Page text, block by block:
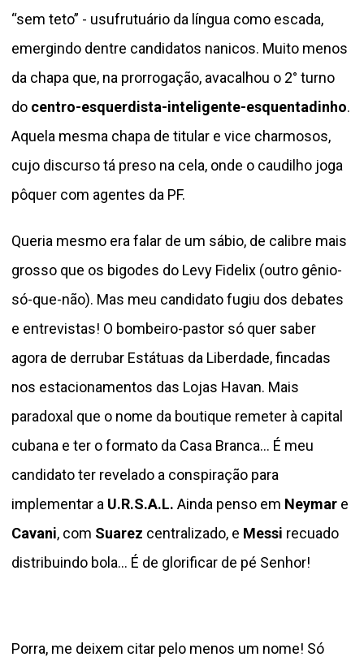
“sem teto” - usufrutuário da língua como escada,
emergindo dentre candidatos nanicos. Muito menos
da chapa que, na prorrogação, avacalhou o 2° turno
do centro-esquerdista-inteligente-esquentadinho.
Aquela mesma chapa de titular e vice charmosos,
cujo discurso tá preso na cela, onde o caudilho joga
pôquer com agentes da PF.
Queria mesmo era falar de um sábio, de calibre mais
grosso que os bigodes do Levy Fidelix (outro gênio-
só-que-não). Mas meu candidato fugiu dos debates
e entrevistas! O bombeiro-pastor só quer saber
agora de derrubar Estátuas da Liberdade, fincadas
nos estacionamentos das Lojas Havan. Mais
paradoxal que o nome da boutique remeter à capital
cubana e ter o formato da Casa Branca... É meu
candidato ter revelado a conspiração para
implementar a U.R.S.A.L. Ainda penso em Neymar e
Cavani, com Suarez centralizado, e Messi recuado
distribuindo bola... É de glorificar de pé Senhor!
Porra, me deixem citar pelo menos um nome! Só